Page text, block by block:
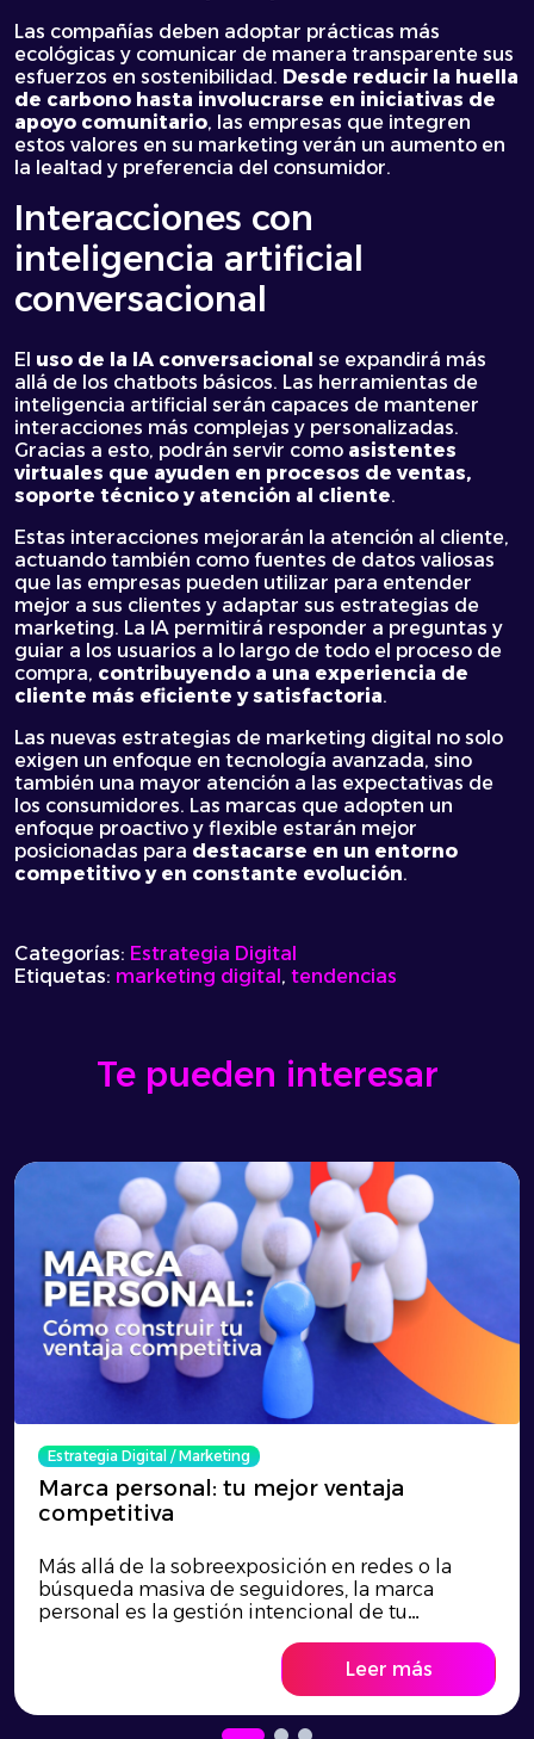
Las compañías deben adoptar prácticas más
ecológicas y comunicar de manera transparente sus
esfuerzos en sostenibilidad. Desde reducir la huella
de carbono hasta involucrarse en iniciativas de
apoyo comunitario, las empresas que integren
estos valores en su marketing verán un aumento en
la lealtad y preferencia del consumidor.
Interacciones con
inteligencia artificial
conversacional
El uso de la IA conversacional se expandirá más
allá de los chatbots básicos. Las herramientas de
inteligencia artificial serán capaces de mantener
interacciones más complejas y personalizadas.
Gracias a esto, podrán servir como asistentes
virtuales que ayuden en procesos de ventas,
soporte técnico y atención al cliente.
Estas interacciones mejorarán la atención al cliente,
actuando también como fuentes de datos valiosas
que las empresas pueden utilizar para entender
mejor a sus clientes y adaptar sus estrategias de
marketing. La IA permitirá responder a preguntas y
guiar a los usuarios a lo largo de todo el proceso de
compra, contribuyendo a una experiencia de
cliente más eficiente y satisfactoria.
Las nuevas estrategias de marketing digital no solo
exigen un enfoque en tecnología avanzada, sino
también una mayor atención a las expectativas de
los consumidores. Las marcas que adopten un
enfoque proactivo y flexible estarán mejor
posicionadas para destacarse en un entorno
competitivo y en constante evolución.
Categorías: Estrategia Digital
Etiquetas: marketing digital, tendencias
Te pueden interesar
Estrategia Digital/Marketing
Marca personal: tu mejor ventaja
competitiva
Más allá de la sobreexposición en redes o la
búsqueda masiva de seguidores, la marca
personal es la gestión intencional de tu
en una verdadera ventaja competitiva. En un
entorno laboral altamente saturado donde los
títulos profesionales se han estandarizado,
destacar exige entender cómo te perciben los
Leer más